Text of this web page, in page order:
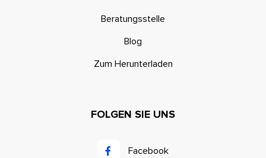
Beratungsstelle
Blog
Zum Herunterladen
FOLGEN SIE UNS
Facebook